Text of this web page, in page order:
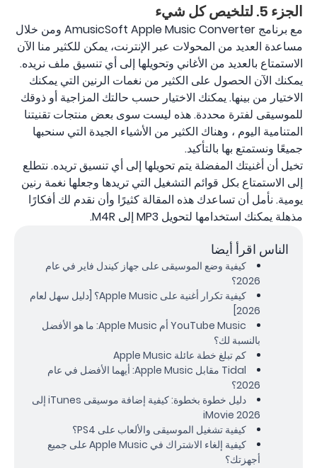
الجزء 5. لتلخيص كل شيء
مع برنامج AmusicSoft Apple Music Converter ومن خلال
مساعدة العديد من المحولات عبر الإنترنت، يمكن للكثير منا الآن
الاستمتاع بالعديد من الأغاني وتحويلها إلى أي تنسيق ملف نريده.
يمكنك الآن الحصول على الكثير من نغمات الرنين التي يمكنك
الاختيار من بينها. يمكنك الاختيار حسب حالتك المزاجية أو ذوقك
للموسيقى لفترة محددة. هذه ليست سوى بعض منتجات تقنيتنا
المتنامية اليوم ، وهناك الكثير من الأشياء الجيدة التي سنحبها
جميعًا ونستمتع بها بالتأكيد.
تخيل أن أغنيتك المفضلة يتم تحويلها إلى أي تنسيق تريده. نتطلع
إلى الاستمتاع بكل قوائم التشغيل التي تريدها وجعلها نغمة رنين
يومية. نأمل أن تساعدك هذه المقالة كثيرًا وأن نقدم لك أفكارًا
مذهلة يمكنك استخدامها لتحويل MP3 إلى M4R.
الناس اقرأ أيضا
كيفية وضع الموسيقى على جهاز كيندل فاير في عام
2026؟
كيفية تكرار أغنية على Apple Music؟ [دليل سهل لعام
2026]
YouTube Music أم Apple Music: ما هو الأفضل
بالنسبة لك؟
كم تبلغ خطة عائلة Apple Music
Tidal مقابل Apple Music: أيهما الأفضل في عام
2026؟
دليل خطوة بخطوة: كيفية إضافة موسيقى iTunes إلى
iMovie 2026
كيفية تشغيل الموسيقى والألعاب على PS4؟
كيفية إلغاء الاشتراك في Apple Music على جميع
أجهزتك؟